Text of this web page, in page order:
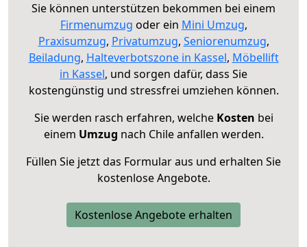
Sie können unterstützen bekommen bei einem
Firmenumzug oder ein Mini Umzug,
Praxisumzug, Privatumzug, Seniorenumzug,
Beiladung, Halteverbotszone in Kassel, Möbellift
in Kassel, und sorgen dafür, dass Sie
kostengünstig und stressfrei umziehen können.
Sie werden rasch erfahren, welche Kosten bei
einem Umzug nach Chile anfallen werden.
Füllen Sie jetzt das Formular aus und erhalten Sie
kostenlose Angebote.
Kostenlose Angebote erhalten